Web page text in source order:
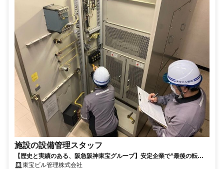
施設の設備管理スタッフ
【歴史と実績のある、阪急阪神東宝グループ】安定企業で”最後の転
職”に。 長く働ける環境と待遇をご用意しています。
東宝ビル管理株式会社